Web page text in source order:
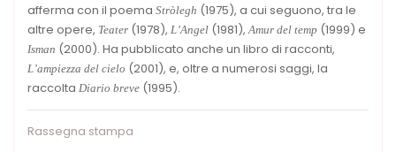
afferma con il poema Stròlegh (1975), a cui seguono, tra le
altre opere, Teater (1978), L’Angel (1981),Amur del temp (1999) e
Isman (2000). Ha pubblicato anche un libro di racconti,
L’ampiezza del cielo (2001), e, oltre a numerosi saggi, la
raccolta Diario breve (1995).
Rassegna stampa